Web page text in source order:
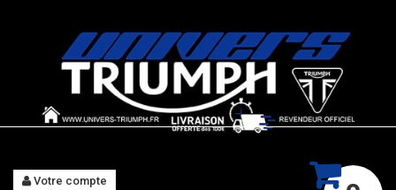
Votre compte